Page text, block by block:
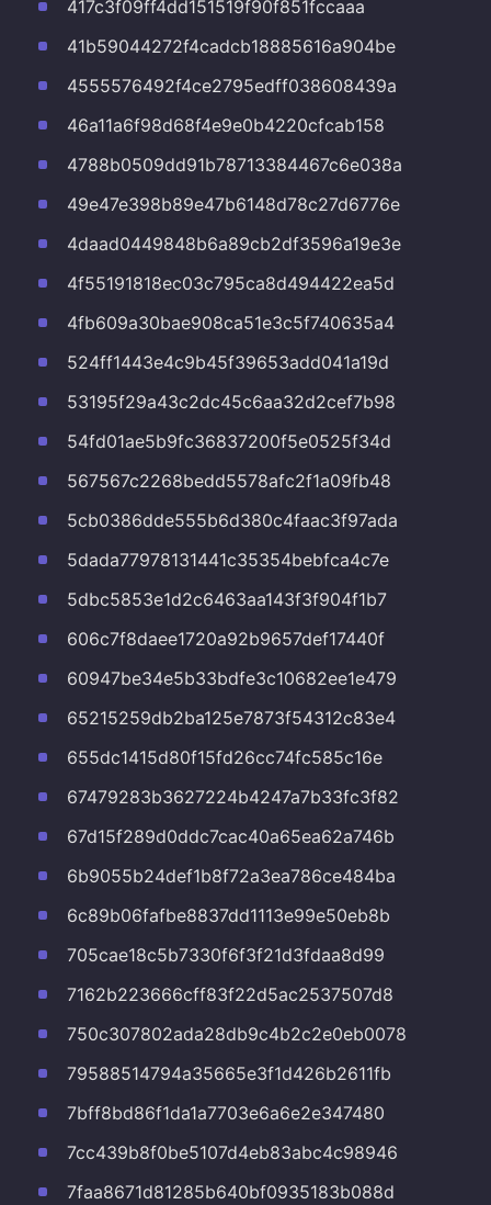
417c3f09ff4dd151519f90f851fccaaa
41b59044272f4cadcb18885616a904be
4555576492f4ce2795edff038608439a
46a11a6f98d68f4e9e0b4220cfcab158
4788b0509dd91b78713384467c6e038a
49e47e398b89e47b6148d78c27d6776e
4daad0449848b6a89cb2df3596a19e3e
4f55191818ec03c795ca8d494422ea5d
4fb609a30bae908ca51e3c5f740635a4
524ff1443e4c9b45f39653add041a19d
53195f29a43c2dc45c6aa32d2cef7b98
54fd01ae5b9fc36837200f5e0525f34d
567567c2268bedd5578afc2f1a09fb48
5cb0386dde555b6d380c4faac3f97ada
5dada77978131441c35354bebfca4c7e
5dbc5853e1d2c6463aa143f3f904f1b7
606c7f8daee1720a92b9657def17440f
60947be34e5b33bdfe3c10682ee1e479
65215259db2ba125e7873f54312c83e4
655dc1415d80f15fd26cc74fc585c16e
67479283b3627224b4247a7b33fc3f82
67d15f289d0ddc7cac40a65ea62a746b
6b9055b24def1b8f72a3ea786ce484ba
6c89b06fafbe8837dd1113e99e50eb8b
705cae18c5b7330f6f3f21d3fdaa8d99
7162b223666cff83f22d5ac2537507d8
750c307802ada28db9c4b2c2e0eb0078
79588514794a35665e3f1d426b2611fb
7bff8bd86f1da1a7703e6a6e2e347480
7cc439b8f0be5107d4eb83abc4c98946
7faa8671d81285b640bf0935183b088d